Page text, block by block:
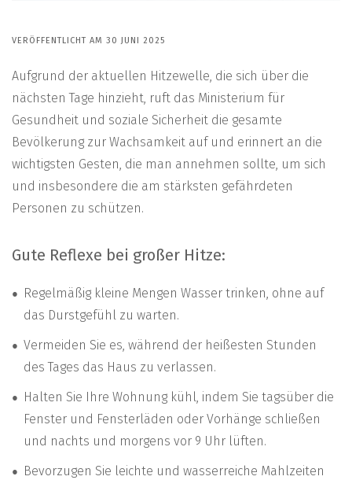
VERÖFFENTLICHT AM 30 JUNI 2025
Aufgrund der aktuellen Hitzewelle, die sich über die
nächsten Tage hinzieht, ruft das Ministerium für
Gesundheit und soziale Sicherheit die gesamte
Bevölkerung zur Wachsamkeit auf und erinnert an die
wichtigsten Gesten, die man annehmen sollte, um sich
und insbesondere die am stärksten gefährdeten
Personen zu schützen.
Gute Reflexe bei großer Hitze:
Regelmäßig kleine Mengen Wasser trinken, ohne auf
das Durstgefühl zu warten.
Vermeiden Sie es, während der heißesten Stunden
des Tages das Haus zu verlassen.
Halten Sie Ihre Wohnung kühl, indem Sie tagsüber die
Fenster und Fensterläden oder Vorhänge schließen
und nachts und morgens vor 9 Uhr lüften.
Bevorzugen Sie leichte und wasserreiche Mahlzeiten